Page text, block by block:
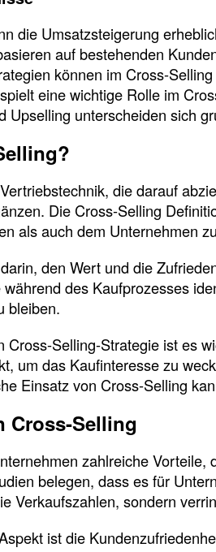
die Umsatzsteigerung
auf bestehenden
können im Cross-
eine wichtige Rolle im
Upselling unterscheiden sich
die darauf
Die Cross-Selling
als auch dem Unternehmen
den Wert und die
des Kaufprozesses
bleiben.
Cross-Selling-Strategie ist es
um das Kaufinteresse zu
Einsatz von Cross-Selling
Cross-Selling
zahlreiche
belegen, dass es für
Verkaufszahlen, sondern
ist die